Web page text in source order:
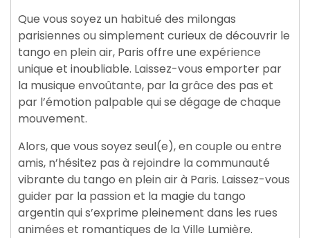
Que vous soyez un habitué des milongas
parisiennes ou simplement curieux de découvrir le
tango en plein air, Paris offre une expérience
unique et inoubliable. Laissez-vous emporter par
la musique envoûtante, par la grâce des pas et
par l’émotion palpable qui se dégage de chaque
mouvement.
Alors, que vous soyez seul(e), en couple ou entre
amis, n’hésitez pas à rejoindre la communauté
vibrante du tango en plein air à Paris. Laissez-vous
guider par la passion et la magie du tango
argentin qui s’exprime pleinement dans les rues
animées et romantiques de la Ville Lumière.